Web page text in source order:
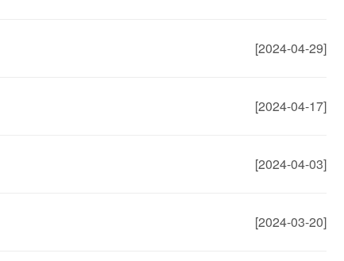
[2024-04-29]
[2024-04-17]
[2024-04-03]
[2024-03-20]